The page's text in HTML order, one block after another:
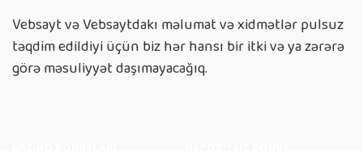
Vebsayt və Vebsaytdakı məlumat və xidmətlər pulsuz
təqdim edildiyi üçün biz hər hansı bir itki və ya zərərə
görə məsuliyyət daşımayacağıq.